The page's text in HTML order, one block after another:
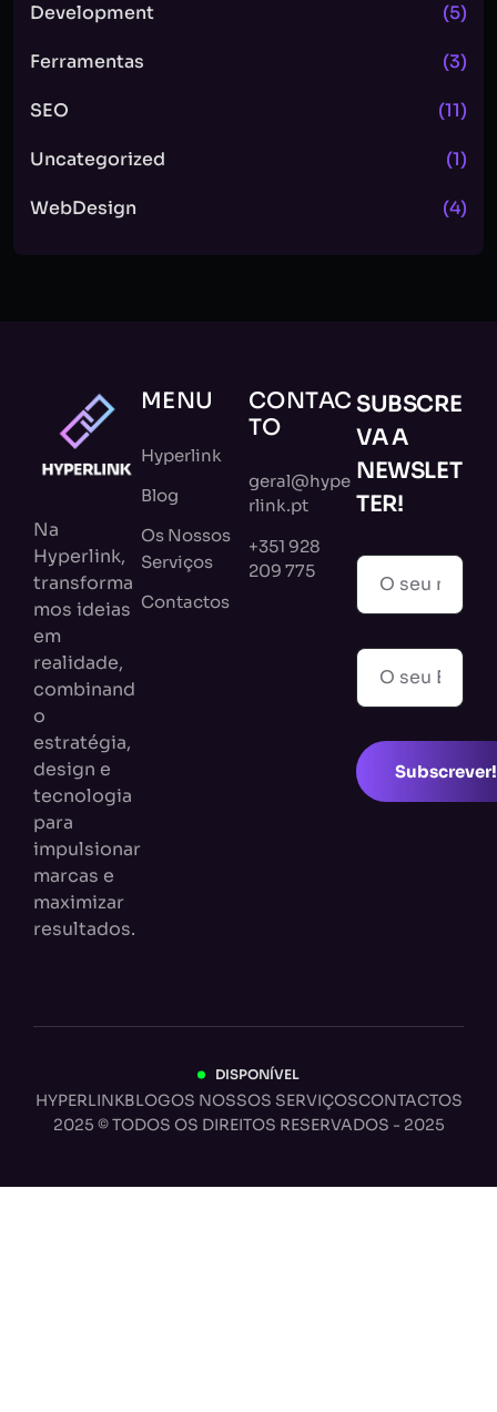
Development (5)
Ferramentas (3)
SEO (11)
Uncategorized (1)
WebDesign (4)
Na
Hyperlink,
transforma
mos ideias
em
realidade,
combinand
o
estratégia,
design e
tecnologia
para
impulsionar
marcas e
maximizar
resultados.
MENU
Hyperlink
Blog
Os Nossos
Serviços
Contactos
CONTAC
TO
geral@hype
rlink.pt
+351 928
209 775
SUBSCRE
VA A
NEWSLET
TER!
Subscrever!
DISPONÍVEL
HYPERLINKBLOGOS NOSSOS SERVIÇOSCONTACTOS
2025 © TODOS OS DIREITOS RESERVADOS - 2025